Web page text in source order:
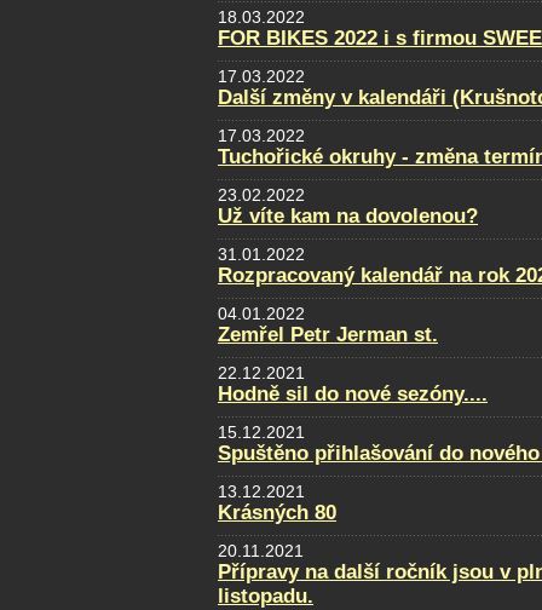
18.03.2022
FOR BIKES 2022 i s firmou
17.03.2022
Další změny v kalendáři
17.03.2022
Tuchořické okruhy - změna
23.02.2022
Už víte kam na dovolenou?
31.01.2022
Rozpracovaný kalendář na rok
04.01.2022
Zemřel Petr Jerman st.
22.12.2021
Hodně sil do nové sezóny....
15.12.2021
Spuštěno přihlašování do
13.12.2021
Krásných 80
20.11.2021
Přípravy na další ročník jsou v
listopadu.